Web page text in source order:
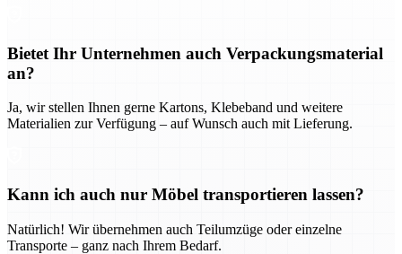
Bietet Ihr Unternehmen auch Verpackungsmaterial
an?
Ja, wir stellen Ihnen gerne Kartons, Klebeband und weitere
Materialien zur Verfügung – auf Wunsch auch mit Lieferung.
Kann ich auch nur Möbel transportieren lassen?
Natürlich! Wir übernehmen auch Teilumzüge oder einzelne
Transporte – ganz nach Ihrem Bedarf.